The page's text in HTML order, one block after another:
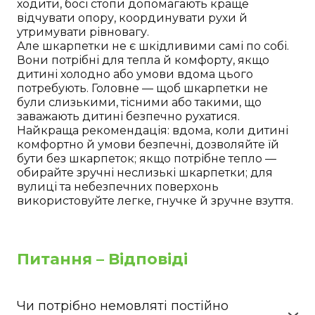
ходити, босі стопи допомагають краще
відчувати опору, координувати рухи й
утримувати рівновагу.
Але шкарпетки не є шкідливими самі по собі.
Вони потрібні для тепла й комфорту, якщо
дитині холодно або умови вдома цього
потребують. Головне — щоб шкарпетки не
були слизькими, тісними або такими, що
заважають дитині безпечно рухатися.
Найкраща рекомендація: вдома, коли дитині
комфортно й умови безпечні, дозволяйте їй
бути без шкарпеток; якщо потрібне тепло —
обирайте зручні неслизькі шкарпетки; для
вулиці та небезпечних поверхонь
використовуйте легке, гнучке й зручне взуття.
Питання – Відповіді
Чи потрібно немовляті постійно